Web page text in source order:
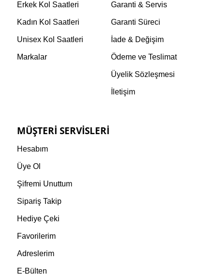
Erkek Kol Saatleri
Kadın Kol Saatleri
Unisex Kol Saatleri
Markalar
Garanti & Servis
Garanti Süreci
İade & Değişim
Ödeme ve Teslimat
Üyelik Sözleşmesi
İletişim
MÜŞTERI SERVISLERI
Hesabım
Üye Ol
Şifremi Unuttum
Sipariş Takip
Hediye Çeki
Favorilerim
Adreslerim
E-Bülten